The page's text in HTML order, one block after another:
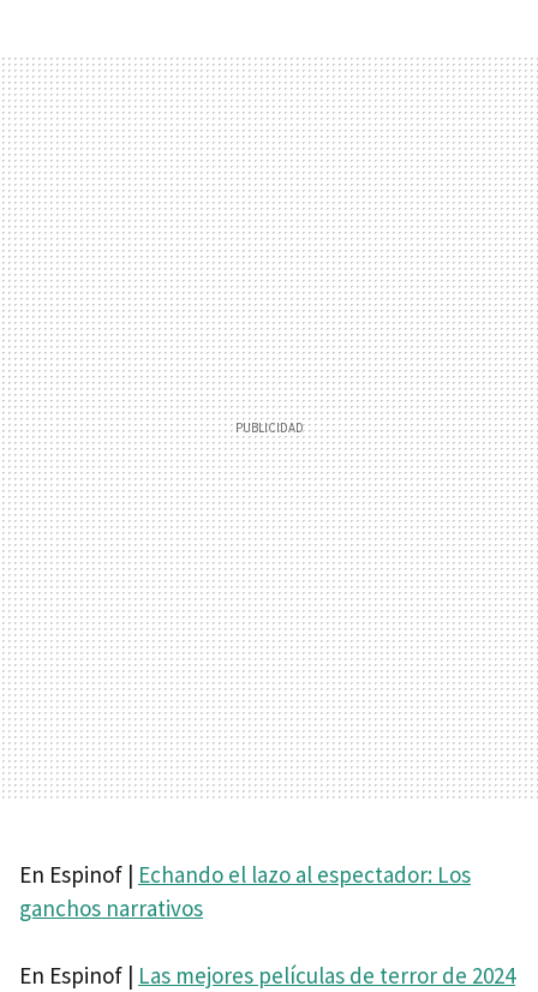
En Espinof | Echando el lazo al espectador: Los
ganchos narrativos
En Espinof | Las mejores películas de terror de 2024